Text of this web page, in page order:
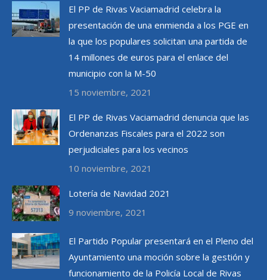
El PP de Rivas Vaciamadrid celebra la
presentación de una enmienda a los PGE en
la que los populares solicitan una partida de
14 millones de euros para el enlace del
municipio con la M-50
15 noviembre, 2021
El PP de Rivas Vaciamadrid denuncia que las
Ordenanzas Fiscales para el 2022 son
perjudiciales para los vecinos
10 noviembre, 2021
Lotería de Navidad 2021
9 noviembre, 2021
El Partido Popular presentará en el Pleno del
Ayuntamiento una moción sobre la gestión y
funcionamiento de la Policía Local de Rivas